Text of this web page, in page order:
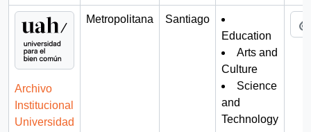
Archivo
Institucional
Universidad
Metropolitana
Santiago
Education
Arts and
Culture
Science
and
Technology